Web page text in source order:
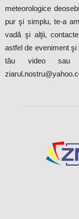
meteorologice
pur şi simplu, te-a
vadă şi alţii,
astfel de eveniment
tău video sau